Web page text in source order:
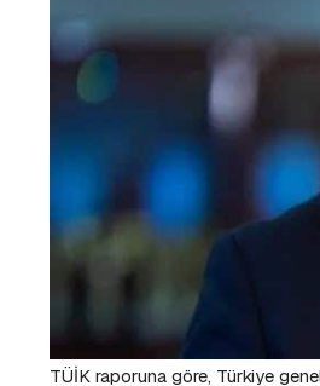
TÜİK raporuna göre, Türkiye